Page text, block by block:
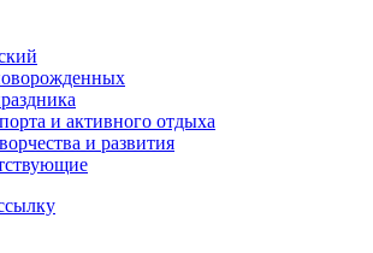
и активного отдыха
и развития